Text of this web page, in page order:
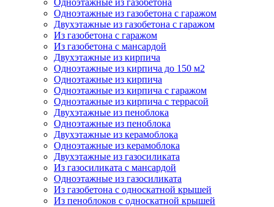
Одноэтажные из газобетона
Одноэтажные из газобетона с гаражом
Двухэтажные из газобетона с гаражом
Из газобетона с гаражом
Из газобетона с мансардой
Двухэтажные из кирпича
Одноэтажные из кирпича до 150 м2
Одноэтажные из кирпича
Одноэтажные из кирпича с гаражом
Одноэтажные из кирпича с террасой
Двухэтажные из пеноблока
Одноэтажные из пеноблока
Двухэтажные из керамоблока
Одноэтажные из керамоблока
Двухэтажные из газосиликата
Из газосиликата с мансардой
Одноэтажные из газосиликата
Из газобетона с односкатной крышей
Из пеноблоков с односкатной крышей